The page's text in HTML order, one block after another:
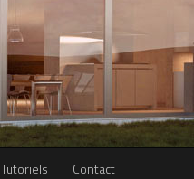
Tutoriels Contact